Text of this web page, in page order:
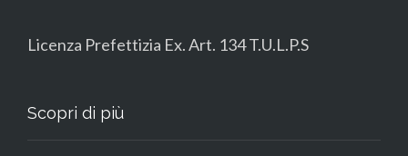
Licenza Prefettizia Ex. Art. 134 T.U.L.P.S
Scopri di più